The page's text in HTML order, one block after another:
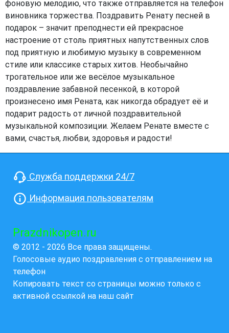
фоновую мелодию, что также отправляется на телефон
виновника торжества. Поздравить Ренату песней в
подарок – значит преподнести ей прекрасное
настроение от столь приятных напутственных слов
под приятную и любимую музыку в современном
стиле или классике старых хитов. Необычайно
трогательное или же весёлое музыкальное
поздравление забавной песенкой, в которой
произнесено имя Рената, как никогда обрадует её и
подарит радость от личной поздравительной
музыкальной композиции. Желаем Ренате вместе с
вами, счастья, любви, здоровья и радости!
Служба поддержки 24/7
Информация пользователям
Prazdnikopen.ru
© 2012 - 2026 Все права защищены.
Голосовые аудио поздравления с отправлением на
телефон
Копировать текст со страницы можно только с
активной ссылкой на наш сайт